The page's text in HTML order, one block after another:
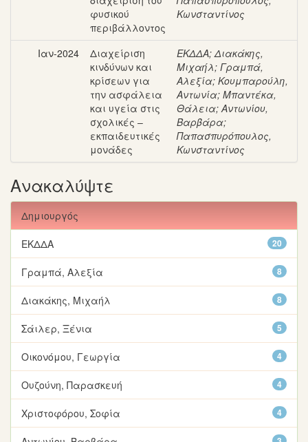
φυσικού
περιβάλλοντος
Κωνσταντίνος
Ιαν-2024
Διαχείριση
κινδύνων και
κρίσεων για
την ασφάλεια
και υγεία στις
σχολικές –
εκπαιδευτικές
μονάδες
ΕΚΔΔΑ;Διακάκης,
Μιχαήλ; Γραμπά,
Αλεξία; Κουμπαρούλη,
Αντωνία; Μπαντέκα,
Θάλεια;Αντωνίου,
Βαρβάρα;
Παπασπυρόπουλος,
Κωνσταντίνος
Ανακαλύψτε
Δημιουργός
20
ΕΚΔΔΑ
8
Γραμπά, Αλεξία
8
Διακάκης, Μιχαήλ
5
Σάιλερ, Ξένια
4
Οικονόμου, Γεωργία
4
Ουζούνη, Παρασκευή
4
Χριστοφόρου, Σοφία